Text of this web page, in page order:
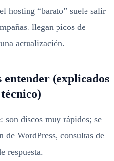
hosting “barato” suele salir
llegan picos de
actualización.
entender (explicados
: son discos muy rápidos; se
de WordPress, consultas de
respuesta.